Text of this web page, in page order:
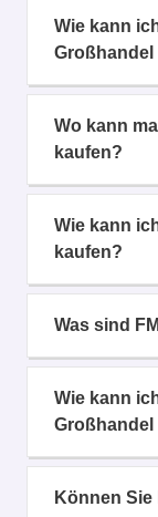
Wie kann
Großhandel
Wo kann
kaufen?
Wie kann
kaufen?
Was sind
Wie kann
Großhandel
Können